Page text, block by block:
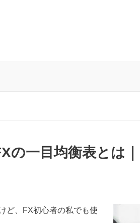
の一目均衡表とは
ど、FX初心者の私でも使